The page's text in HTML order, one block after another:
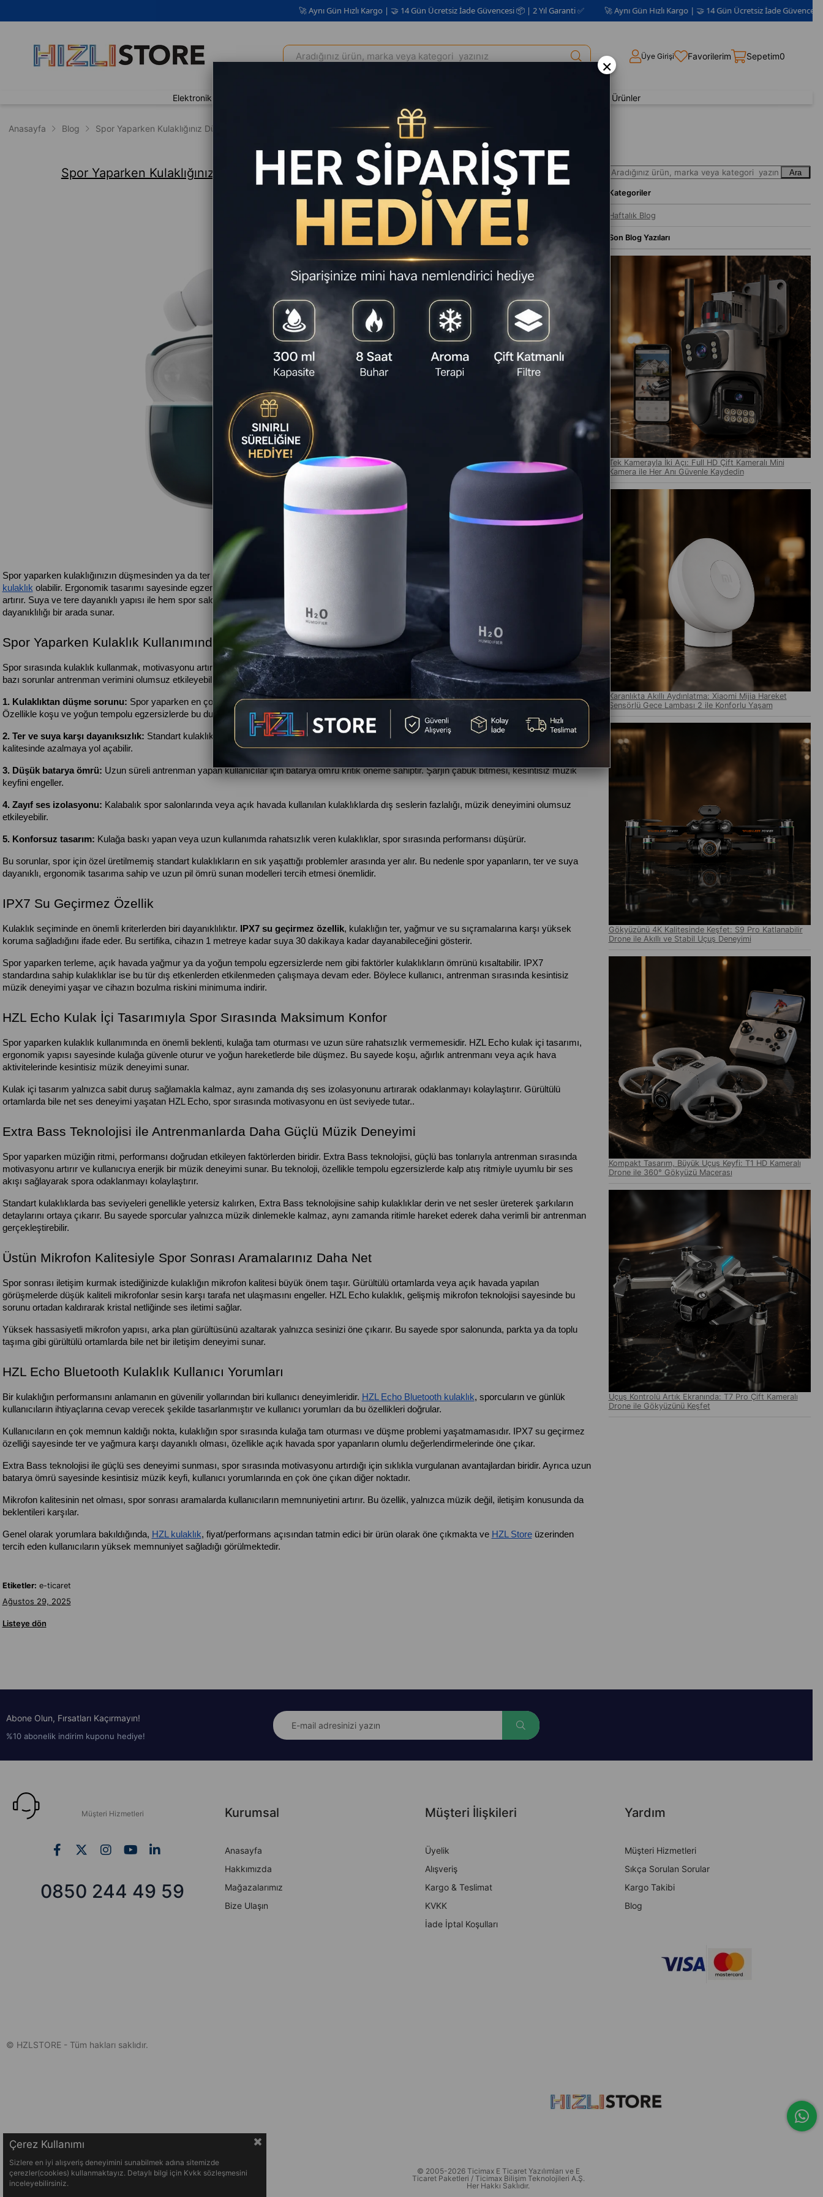
🚀 Aynı Gün Hızlı Kargo | 🤝 14 Gün Ücretsiz İade Güvencesi 📦 | 2 Yıl Garanti ✅ 🚀 Aynı Gün Hızlı Kargo | 🤝 14 Gün Ücretsiz İade Güvencesi 📦 | 2 Yıl
Üye Girişi Favorilerim Sepetim0
Elektronik Yenilenmiş Ürünler
Anasayfa Blog Spor Yaparken Kulaklığınız Düşüyor mu? İşte IPX7 Su Geçirmez Çözüm: HZL Echo
Spor Yaparken Kulaklığınız Düşüyor mu? İşte IPX7 Su Geçirmez Çözüm: HZL Echo
Spor yaparken kulaklığınızın düşmesinden ya da ter ve sudan etkilenmesinden şikayetçiyseniz, aradığınız çözüm
kulaklık olabilir. Ergonomik tasarımı sayesinde egzersiz sırasında kulağınızdan çıkmaz, güçlü ses performansı ile antrenman motivasyonunuzu
artırır. Suya ve tere dayanıklı yapısı ile hem spor salonunda hem de açık havada güvenle kullanılabilen HZL Echo, sporcular için konfor ve
dayanıklılığı bir arada sunar.
Spor Yaparken Kulaklık Kullanımında En Sık Yaşanan Sorunlar
Spor sırasında kulaklık kullanmak, motivasyonu artıran en önemli unsurlardan biridir. Ancak doğru kulaklık seçilmediğinde kullanıcıların yaşadığı
bazı sorunlar antrenman verimini olumsuz etkileyebilir. En sık karşılaşılan problemler şunlardır:
1. Kulaklıktan düşme sorunu: Spor yaparken en çok şikâyet edilen konu, kulaklığın kulağa tam oturmaması ve hareket sırasında düşmesidir.
Özellikle koşu ve yoğun tempolu egzersizlerde bu durum sık görülür.
2. Ter ve suya karşı dayanıksızlık: Standart kulaklıklar ter ve neme karşı yeterli koruma sağlamaz. Bu durum kısa sürede bozulmalara ve ses
kalitesinde azalmaya yol açabilir.
3. Düşük batarya ömrü: Uzun süreli antrenman yapan kullanıcılar için batarya ömrü kritik öneme sahiptir. Şarjın çabuk bitmesi, kesintisiz müzik
keyfini engeller.
4. Zayıf ses izolasyonu: Kalabalık spor salonlarında veya açık havada kullanılan kulaklıklarda dış seslerin fazlalığı, müzik deneyimini olumsuz
etkileyebilir.
5. Konforsuz tasarım: Kulağa baskı yapan veya uzun kullanımda rahatsızlık veren kulaklıklar, spor sırasında performansı düşürür.
Bu sorunlar, spor için özel üretilmemiş standart kulaklıkların en sık yaşattığı problemler arasında yer alır. Bu nedenle spor yapanların, ter ve suya
dayanıklı, ergonomik tasarıma sahip ve uzun pil ömrü sunan modelleri tercih etmesi önemlidir.
IPX7 Su Geçirmez Özellik
Kulaklık seçiminde en önemli kriterlerden biri dayanıklılıktır. IPX7 su geçirmez özellik, kulaklığın ter, yağmur ve su sıçramalarına karşı yüksek
koruma sağladığını ifade eder. Bu sertifika, cihazın 1 metreye kadar suya 30 dakikaya kadar dayanabileceğini gösterir.
Spor yaparken terleme, açık havada yağmur ya da yoğun tempolu egzersizlerde nem gibi faktörler kulaklıkların ömrünü kısaltabilir. IPX7
standardına sahip kulaklıklar ise bu tür dış etkenlerden etkilenmeden çalışmaya devam eder. Böylece kullanıcı, antrenman sırasında kesintisiz
müzik deneyimi yaşar ve cihazın bozulma riskini minimuma indirir.
HZL Echo Kulak İçi Tasarımıyla Spor Sırasında Maksimum Konfor
Spor yaparken kulaklık kullanımında en önemli beklenti, kulağa tam oturması ve uzun süre rahatsızlık vermemesidir. HZL Echo kulak içi tasarımı,
ergonomik yapısı sayesinde kulağa güvenle oturur ve yoğun hareketlerde bile düşmez. Bu sayede koşu, ağırlık antrenmanı veya açık hava
aktivitelerinde kesintisiz müzik deneyimi sunar.
Kulak içi tasarım yalnızca sabit duruş sağlamakla kalmaz, aynı zamanda dış ses izolasyonunu artırarak odaklanmayı kolaylaştırır. Gürültülü
ortamlarda bile net ses deneyimi yaşatan HZL Echo, spor sırasında motivasyonu en üst seviyede tutar..
Extra Bass Teknolojisi ile Antrenmanlarda Daha Güçlü Müzik Deneyimi
Spor yaparken müziğin ritmi, performansı doğrudan etkileyen faktörlerden biridir. Extra Bass teknolojisi, güçlü bas tonlarıyla antrenman sırasında
motivasyonu artırır ve kullanıcıya enerjik bir müzik deneyimi sunar. Bu teknoloji, özellikle tempolu egzersizlerde kalp atış ritmiyle uyumlu bir ses
akışı sağlayarak spora odaklanmayı kolaylaştırır.
Standart kulaklıklarda bas seviyeleri genellikle yetersiz kalırken, Extra Bass teknolojisine sahip kulaklıklar derin ve net sesler üreterek şarkıların
detaylarını ortaya çıkarır. Bu sayede sporcular yalnızca müzik dinlemekle kalmaz, aynı zamanda ritimle hareket ederek daha verimli bir antrenman
gerçekleştirebilir.
Üstün Mikrofon Kalitesiyle Spor Sonrası Aramalarınız Daha Net
Spor sonrası iletişim kurmak istediğinizde kulaklığın mikrofon kalitesi büyük önem taşır. Gürültülü ortamlarda veya açık havada yapılan
görüşmelerde düşük kaliteli mikrofonlar sesin karşı tarafa net ulaşmasını engeller. HZL Echo kulaklık, gelişmiş mikrofon teknolojisi sayesinde bu
sorunu ortadan kaldırarak kristal netliğinde ses iletimi sağlar.
Yüksek hassasiyetli mikrofon yapısı, arka plan gürültüsünü azaltarak yalnızca sesinizi öne çıkarır. Bu sayede spor salonunda, parkta ya da toplu
taşıma gibi gürültülü ortamlarda bile net bir iletişim deneyimi sunar.
HZL Echo Bluetooth Kulaklık Kullanıcı Yorumları
Bir kulaklığın performansını anlamanın en güvenilir yollarından biri kullanıcı deneyimleridir. HZL Echo Bluetooth kulaklık, sporcuların ve günlük
kullanıcıların ihtiyaçlarına cevap verecek şekilde tasarlanmıştır ve kullanıcı yorumları da bu özellikleri doğrular.
Kullanıcıların en çok memnun kaldığı nokta, kulaklığın spor sırasında kulağa tam oturması ve düşme problemi yaşatmamasıdır. IPX7 su geçirmez
özelliği sayesinde ter ve yağmura karşı dayanıklı olması, özellikle açık havada spor yapanların olumlu değerlendirmelerinde öne çıkar.
Extra Bass teknolojisi ile güçlü ses deneyimi sunması, spor sırasında motivasyonu artırdığı için sıklıkla vurgulanan avantajlardan biridir. Ayrıca uzun
batarya ömrü sayesinde kesintisiz müzik keyfi, kullanıcı yorumlarında en çok öne çıkan diğer noktadır.
Mikrofon kalitesinin net olması, spor sonrası aramalarda kullanıcıların memnuniyetini artırır. Bu özellik, yalnızca müzik değil, iletişim konusunda da
beklentileri karşılar.
Genel olarak yorumlara bakıldığında, HZL kulaklık, fiyat/performans açısından tatmin edici bir ürün olarak öne çıkmakta ve HZL Store üzerinden
tercih eden kullanıcıların yüksek memnuniyet sağladığı görülmektedir.
Etiketler: e-ticaret
Ağustos 29, 2025
Listeye dön
Ara
Kategoriler
Haftalık Blog
Son Blog Yazıları
Tek Kamerayla İki Açı: Full HD Çift Kameralı Mini
Kamera ile Her Anı Güvenle Kaydedin
Karanlıkta Akıllı Aydınlatma: Xiaomi Mijia Hareket
Sensörlü Gece Lambası 2 ile Konforlu Yaşam
Gökyüzünü 4K Kalitesinde Keşfet: S9 Pro Katlanabilir
Drone ile Akıllı ve Stabil Uçuş Deneyimi
Kompakt Tasarım, Büyük Uçuş Keyfi: T1 HD Kameralı
Drone ile 360° Gökyüzü Macerası
Uçuş Kontrolü Artık Ekranında: T7 Pro Çift Kameralı
Drone ile Gökyüzünü Keşfet
Abone Olun, Fırsatları Kaçırmayın!
%10 abonelik indirim kuponu hediye!
Müşteri Hizmetleri
0850 244 49 59
Kurumsal
Anasayfa
Hakkımızda
Mağazalarımız
Bize Ulaşın
Müşteri İlişkileri
Üyelik
Alışveriş
Kargo & Teslimat
KVKK
İade İptal Koşulları
Yardım
Müşteri Hizmetleri
Sıkça Sorulan Sorular
Kargo Takibi
Blog
© HZLSTORE - Tüm hakları saklıdır.
© 2005-2026 Ticimax E Ticaret Yazılımları ve E
Ticaret Paketleri / Ticimax Bilişim Teknolojileri A.Ş.
Her Hakkı Saklıdır.
Çerez Kullanımı
Sizlere en iyi alışveriş deneyimini sunabilmek adına sitemizde
çerezler(cookies) kullanmaktayız. Detaylı bilgi için Kvkk sözleşmesini
inceleyebilirsiniz.
×